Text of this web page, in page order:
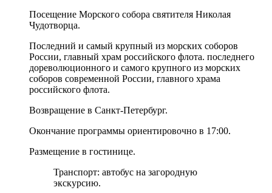
Посещение Морского собора святителя Николая
Чудотворца.
Последний и самый крупный из морских соборов
России, главный храм российского флота. последнего
дореволюционного и самого крупного из морских
соборов современной России, главного храма
российского флота.
Возвращение в Санкт-Петербург.
Окончание программы ориентировочно в 17:00.
Размещение в гостинице.
Транспорт: автобус на загородную
экскурсию.